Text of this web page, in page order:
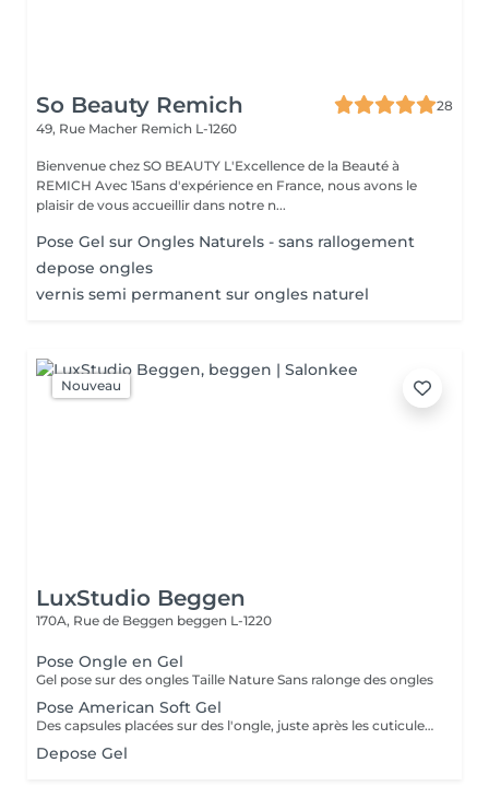
So Beauty Remich
28
49, Rue Macher Remich L-1260
Bienvenue chez SO BEAUTY L'Excellence de la Beauté à
REMICH Avec 15ans d'expérience en France, nous avons le
plaisir de vous accueillir dans notre n...
Pose Gel sur Ongles Naturels - sans rallogement
depose ongles
vernis semi permanent sur ongles naturel
Nouveau
LuxStudio Beggen
170A, Rue de Beggen beggen L-1220
Pose Ongle en Gel
Gel pose sur des ongles Taille Nature Sans ralonge des ongles
Pose American Soft Gel
Des capsules placées sur des l'ongle, juste après les cuticules. Ces capsules forment à elles seules la courbure et la longueur de l'ongle. Le premier avantage notable est donc que les ongles artificiels utilisés dans le nail art américain n'ont pas besoin d'être façonnés. Dure +- 2 a 3 sem Cápsulas de gel colocadas em toda a unha, logo após as cutículas. Essas cápsulas formam sozinhas a curvatura e a extensão da unha. Portanto, a primeira vantagem notável é que as unhas artificiais usadas na arte americana de unhas não precisam ser modeladas.
Depose Gel